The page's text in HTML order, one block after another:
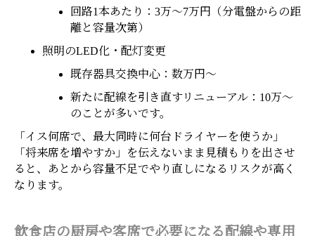
回路1本あたり：3万〜7万円（分電盤からの距
離と容量次第）
照明のLED化・配灯変更
既存器具交換中心：数万円〜
新たに配線を引き直すリニューアル：10万〜
のことが多いです。
「イス何席で、最大同時に何台ドライヤーを使うか」
「将来席を増やすか」を伝えないまま見積もりを出させ
ると、あとから容量不足でやり直しになるリスクが高く
なります。
飲食店の厨房や客席で必要になる配線や専用